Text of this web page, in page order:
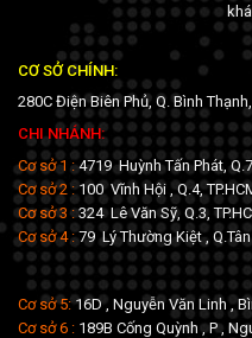
CƠ SỞ CHÍNH:
280C Điện Biên Phủ, Q. Bình Thạnh,
CHI NHÁNH:
Cơ sở 1 :4719 Huỳnh Tấn Phát,
Cơ sở 2 :100 Vĩnh Hội , Q.4,
Cơ sở 3 :324 Lê Văn Sỹ, Q.3,
Cơ sở 4 :79 Lý Thường Kiệt , Q.Tân
Cơ sở 5:16D , Nguyễn Văn Linh ,
Cơ sở 6 : 189B Cống Quỳnh , P ,